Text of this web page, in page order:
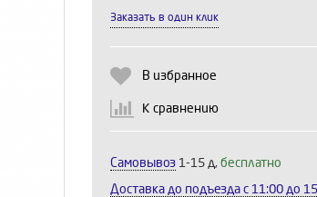
Заказать в один клик
В избранное
К сравнению
Самовывоз 1-15 д, бесплатно
Доставка до подъезда c 11:00 до